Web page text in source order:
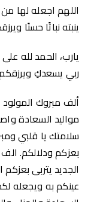
اللهم اجعله لها
ينبته نباتًا حسنًا
يارب، الحمد لله
ربي يسعدكِ ويرزقكم
ألف مبروك
مواليد السعادة
سلامتك يا قلبي
بعزكم ودلالكم.
الجديد يتربى بعزكم
عينكم به ويجعله